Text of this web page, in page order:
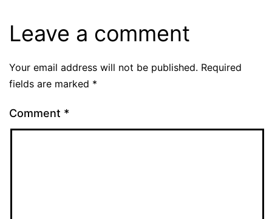
Leave a comment
Your email address will not be published. Required
fields are marked *
Comment *